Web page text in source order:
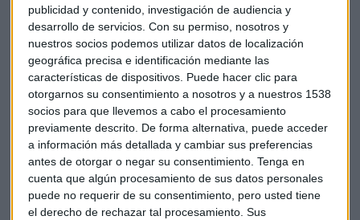
publicidad y contenido, investigación de audiencia y
desarrollo de servicios. Con su permiso, nosotros y
nuestros socios podemos utilizar datos de localización
geográfica precisa e identificación mediante las
características de dispositivos. Puede hacer clic para
otorgarnos su consentimiento a nosotros y a nuestros 1538
socios para que llevemos a cabo el procesamiento
previamente descrito. De forma alternativa, puede acceder
a información más detallada y cambiar sus preferencias
antes de otorgar o negar su consentimiento. Tenga en
cuenta que algún procesamiento de sus datos personales
puede no requerir de su consentimiento, pero usted tiene
el derecho de rechazar tal procesamiento. Sus
Si bien no está de acuerdo con todo lo que propone el
alcalde de Madrid, Rita Maestre considera que lo mejor en
estos momentos es generar un pacto entre partidos para
salir de la crisis.En los próximos días esperan recibir una
propuesta del alcalde para poder trabajar en conjunto
"Hay quien piensa que se puede sacar tajada política de
esta situación y eso es un error", señala en referencia a la
rivalidad existente en el Congreso de los Diputados.
Hacia unos nuevos presupuestos